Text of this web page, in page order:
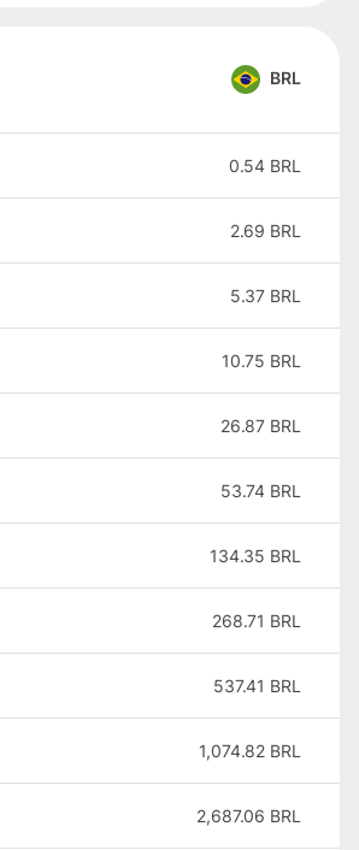
BRL
0.54 BRL
2.69 BRL
5.37 BRL
10.75 BRL
26.87 BRL
53.74 BRL
134.35 BRL
268.71 BRL
537.41 BRL
1,074.82 BRL
2,687.06 BRL